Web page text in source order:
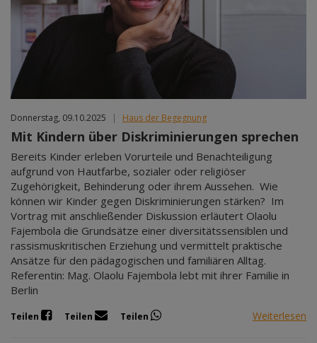
Donnerstag, 09.10.2025 | Haus der Begegnung
Mit Kindern über Diskriminierungen sprechen
Bereits Kinder erleben Vorurteile und Benachteiligung
aufgrund von Hautfarbe, sozialer oder religiöser
Zugehörigkeit, Behinderung oder ihrem Aussehen. Wie
können wir Kinder gegen Diskriminierungen stärken? Im
Vortrag mit anschließender Diskussion erläutert Olaolu
Fajembola die Grundsätze einer diversitätssensiblen und
rassismuskritischen Erziehung und vermittelt praktische
Ansätze für den pädagogischen und familiären Alltag.
Referentin: Mag. Olaolu Fajembola lebt mit ihrer Familie in
Berlin
Teilen Teilen Teilen Weiterlesen